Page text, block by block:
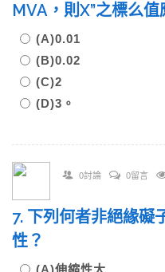
MVA，則X”之標么
(A)0.01
(B)0.02
(C)2
(D)3。
0討論 0留言
7. 下列何者非絕緣礙
性？
(A)伸縮性大